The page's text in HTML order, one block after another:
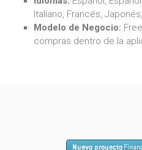
Italiano, Francés,
Modelo de Negocio:
compras dentro de la